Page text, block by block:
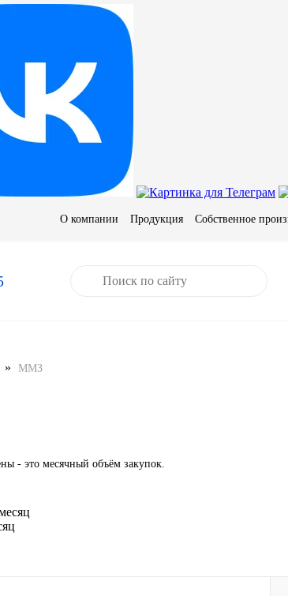
О компании Продукция Собственное
» ММЗ
- это месячный объём закупок.